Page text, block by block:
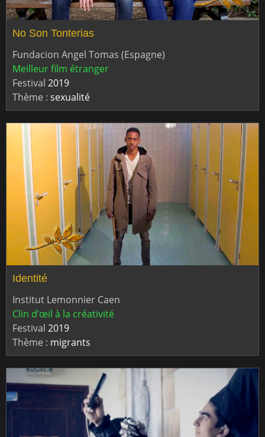
No Son Tonterias
Fundacion Angel Tomas (Espagne)
Meilleur film étranger
Festival 2019
Thème : sexualité
Identité
Institut Lemonnier Caen
Clin d’œil à la créativité
Festival 2019
Thème : migrants